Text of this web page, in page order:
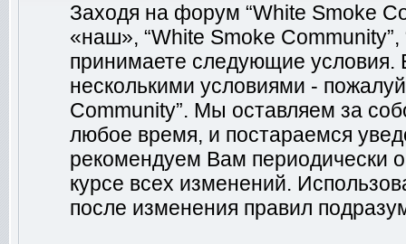
Заходя на форум “White Smoke
«наш», “White Smoke
принимаете следующие
несколькими условиями -
Community”. Мы оставляем за
любое время, и постараемся
рекомендуем Вам периодически
курсе всех изменений.
после изменения правил